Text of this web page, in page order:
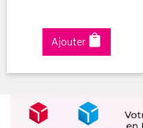
Ajouter